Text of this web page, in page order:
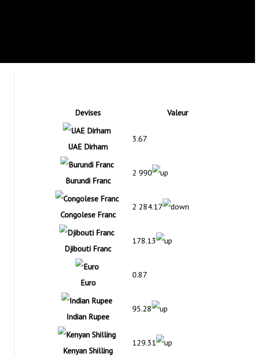
Devises Valeur
UAE Dirham
3.67
Burundi Franc
2 990
Congolese Franc
2 284.17
Djibouti Franc
178.13
Euro
0.87
Indian Rupee
95.28
Kenyan Shilling
129.31